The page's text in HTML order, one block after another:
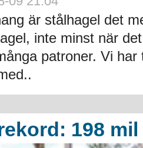
är stålhagel det
inte minst när
patroner. Vi har
198